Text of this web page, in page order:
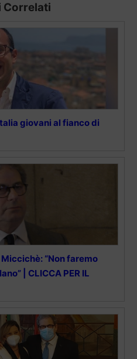
giovani al fianco di
“Non faremo
| CLICCA PER IL